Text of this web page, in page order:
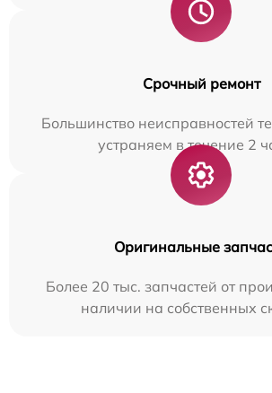
Срочный ремонт
Большинство неисправностей
устраняем в течение 2
Оригинальные
Более 20 тыс. запчастей от
наличии на собственных